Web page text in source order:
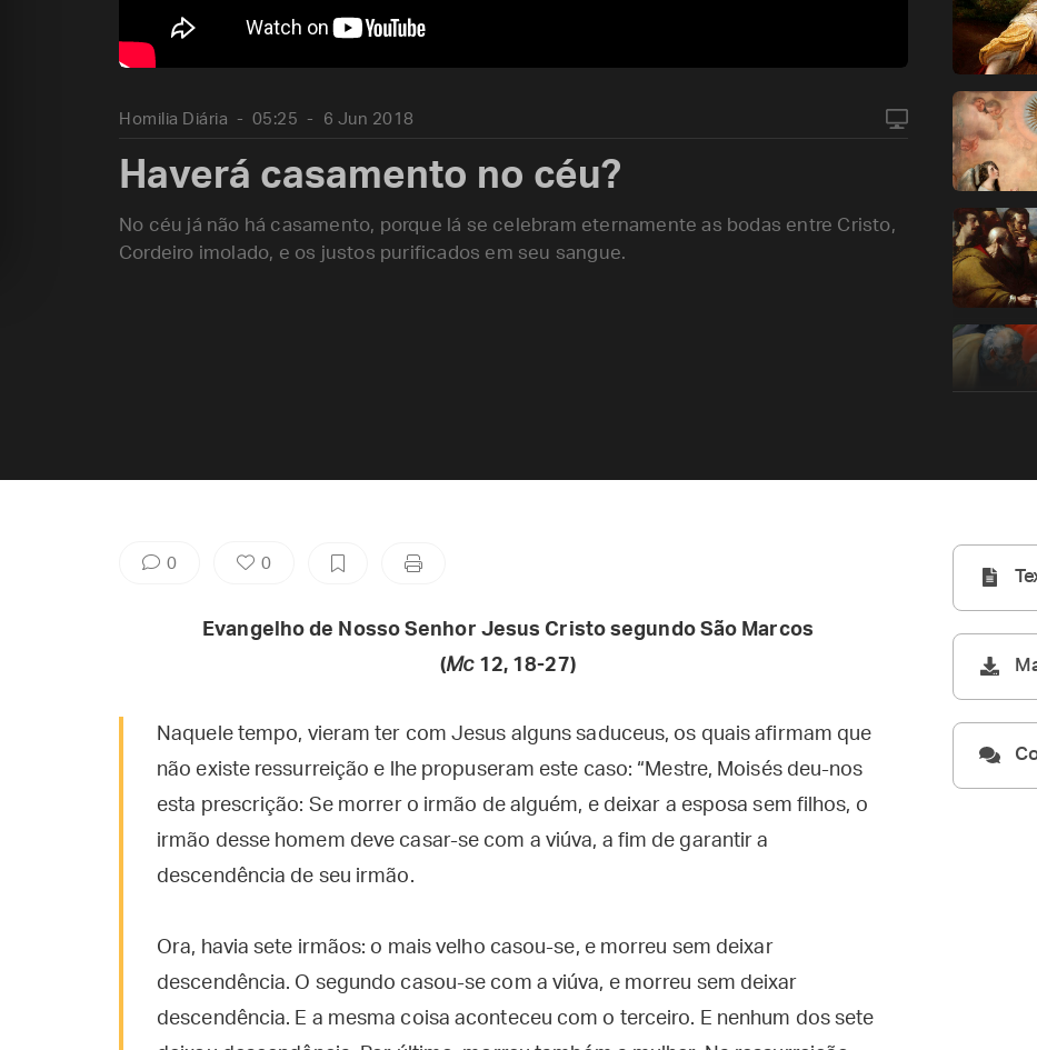
Homilia Diária 05:25 6 Jun 2018
Haverá casamento no céu?
No céu já não há casamento, porque lá se celebram eternamente as bodas entre Cristo,
Cordeiro imolado, e os justos purificados em seu sangue.
0 0
Evangelho de Nosso Senhor Jesus Cristo segundo São Marcos
(Mc 12, 18-27)
Naquele tempo, vieram ter com Jesus alguns saduceus, os quais afirmam que
não existe ressurreição e lhe propuseram este caso: “Mestre, Moisés deu-nos
esta prescrição: Se morrer o irmão de alguém, e deixar a esposa sem filhos, o
irmão desse homem deve casar-se com a viúva, a fim de garantir a
descendência de seu irmão.
Ora, havia sete irmãos: o mais velho casou-se, e morreu sem deixar
descendência. O segundo casou-se com a viúva, e morreu sem deixar
descendência. E a mesma coisa aconteceu com o terceiro. E nenhum dos sete